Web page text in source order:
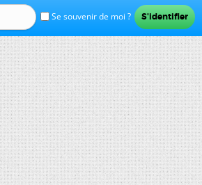
Se souvenir de moi ?